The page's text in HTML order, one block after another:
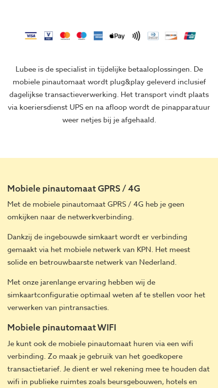
Lubee is de specialist in tijdelijke betaaloplossingen. De
mobiele pinautomaat wordt plug&play geleverd inclusief
dagelijkse transactieverwerking. Het transport vindt plaats
via koeriersdienst UPS en na afloop wordt de pinapparatuur
weer netjes bij je afgehaald.
Mobiele pinautomaat GPRS / 4G
Met de mobiele pinautomaat GPRS / 4G heb je geen
omkijken naar de netwerkverbinding.
Dankzij de ingebouwde simkaart wordt er verbinding
gemaakt via het mobiele netwerk van KPN. Het meest
solide en betrouwbaarste netwerk van Nederland.
Met onze jarenlange ervaring hebben wij de
simkaartconfiguratie optimaal weten af te stellen voor het
verwerken van pintransacties.
Mobiele pinautomaat WIFI
Je kunt ook de mobiele pinautomaat huren via een wifi
verbinding. Zo maak je gebruik van het goedkopere
transactietarief. Je dient er wel rekening mee te houden dat
wifi in publieke ruimtes zoals beursgebouwen, hotels en